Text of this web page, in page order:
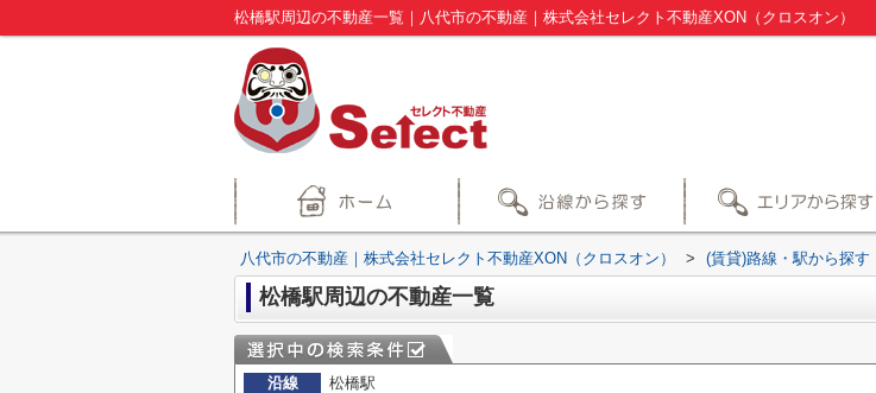
松橋駅周辺の不動産一覧｜八代市の不動産｜株式会社セレクト不動産XON（クロスオン）
八代市の不動産｜株式会社セレクト不動産XON（クロスオン） > (賃貸)路線・駅から探す
松橋駅周辺の不動産一覧
沿線
松橋駅